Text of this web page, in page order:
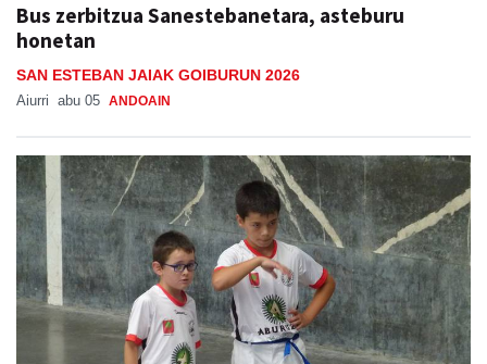
Bus zerbitzua Sanestebanetara, asteburu
honetan
SAN ESTEBAN JAIAK GOIBURUN 2026
Aiurri abu 05 ANDOAIN